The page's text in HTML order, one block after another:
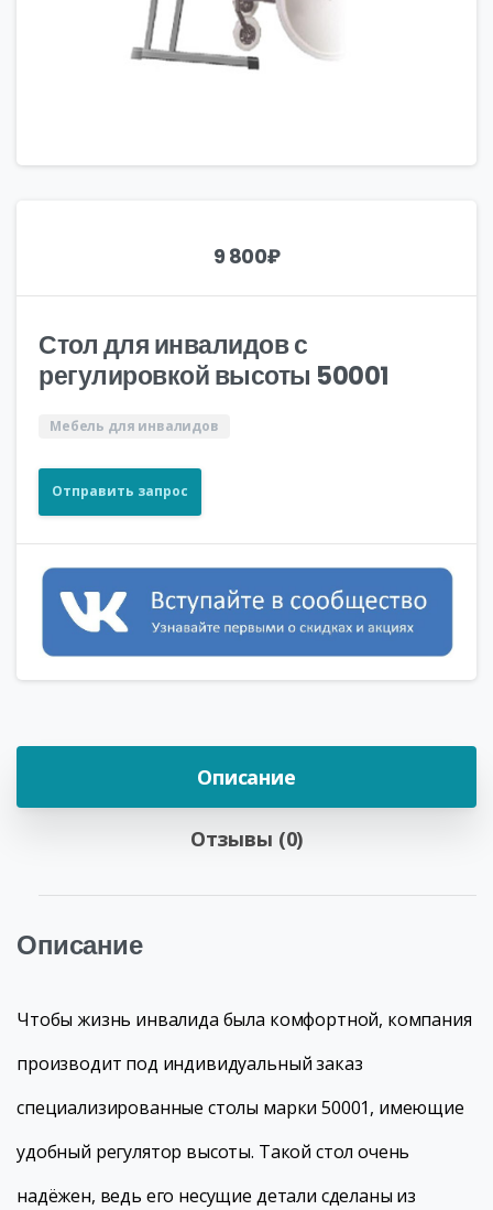
9 800₽
Стол для инвалидов с
регулировкой высоты 50001
Мебель для инвалидов
Отправить запрос
Описание
Отзывы (0)
Описание
Чтобы жизнь инвалида была комфортной, компания
производит под индивидуальный заказ
специализированные столы марки 50001, имеющие
удобный регулятор высоты. Такой стол очень
надёжен, ведь его несущие детали сделаны из